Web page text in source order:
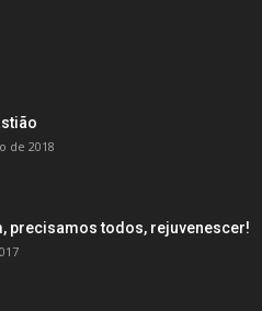
de 2018
precisamos todos, rejuvenescer!